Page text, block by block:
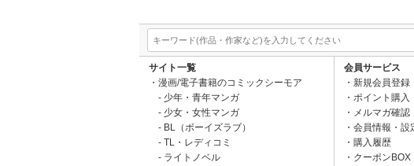
サイト一覧
漫画/電子書籍のコミックシーモア
少年・青年マンガ
少女・女性マンガ
BL（ボーイズラブ）
TL・レディコミ
ライトノベル
会員サービス
新規会員登録
ポイント購入
メルマガ確認
会員情報・設
購入履歴
クーポンBOX